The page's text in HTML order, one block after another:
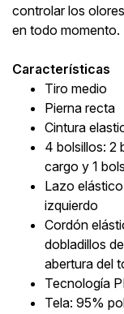
controlar los
en todo momento.
Características
Tiro medio
Pierna recta
Cintura
4 bolsillos: 2
cargo y 1
Lazo
izquierdo
Cordón
dobladillos
abertura del
Tecnología
Tela: 95%